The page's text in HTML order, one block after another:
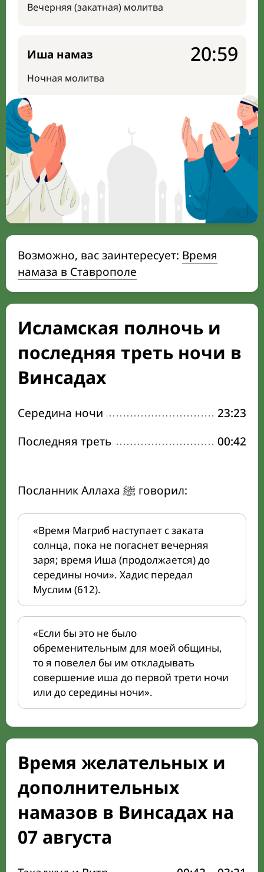
Вечерняя (закатная) молитва
Иша намаз
Ночная молитва
20:59
Возможно, вас заинтересует: Время
намаза в Ставрополе
Исламская полночь и
последняя треть ночи в
Винсадах
Середина ночи
23:23
Последняя треть
00:42
Посланник Аллаха ﷺ говорил:
«Время Магриб наступает с заката
солнца, пока не погаснет вечерняя
заря; время Иша (продолжается) до
середины ночи». Хадис передал
Муслим (612).
«Если бы это не было
обременительным для моей общины,
то я повелел бы им откладывать
совершение иша до первой трети ночи
или до середины ночи».
Время желательных и
дополнительных
намазов в Винсадах на
07 августа